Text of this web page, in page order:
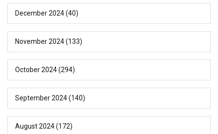
December 2024(40)
November 2024(133)
October 2024(294)
September 2024(140)
August 2024(172)